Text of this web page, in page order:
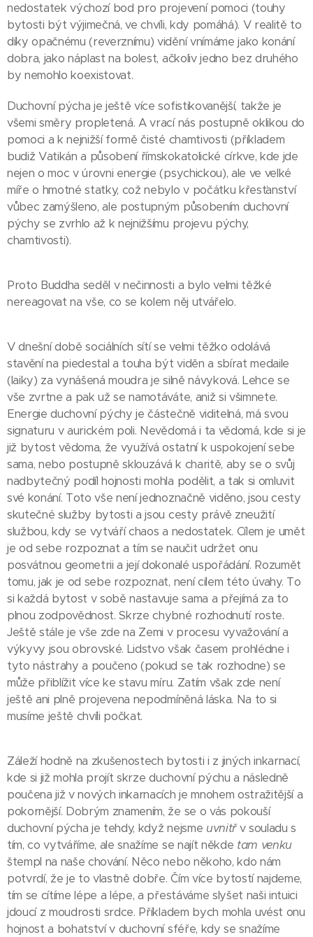
nedostatek výchozí bod pro projevení pomoci (touhy
bytosti být výjimečná, ve chvíli, kdy pomáhá). V realitě to
díky opačnému (reverznímu) vidění vnímáme jako konání
dobra, jako náplast na bolest, ačkoliv jedno bez druhého
by nemohlo koexistovat.
Duchovní pýcha je ještě více sofistikovanější, takže je
všemi směry propletená. A vrací nás postupně oklikou do
pomoci a k nejnižší formě čisté chamtivosti (příkladem
budiž Vatikán a působení římskokatolické církve, kde jde
nejen o moc v úrovni energie (psychickou), ale ve velké
míře o hmotné statky, což nebylo v počátku křesťanství
vůbec zamýšleno, ale postupným působením duchovní
pýchy se zvrhlo až k nejnižšímu projevu pýchy,
chamtivosti).
Proto Buddha seděl v nečinnosti a bylo velmi těžké
nereagovat na vše, co se kolem něj utvářelo.
V dnešní době sociálních sítí se velmi těžko odolává
stavění na piedestal a touha být viděn a sbírat medaile
(laiky) za vynášená moudra je silně návyková. Lehce se
vše zvrtne a pak už se namotáváte, aniž si všimnete.
Energie duchovní pýchy je částečně viditelná, má svou
signaturu v aurickém poli. Nevědomá i ta vědomá, kde si je
již bytost vědoma, že využívá ostatní k uspokojení sebe
sama, nebo postupně sklouzává k charitě, aby se o svůj
nadbytečný podíl hojnosti mohla podělit, a tak si omluvit
své konání. Toto vše není jednoznačně viděno, jsou cesty
skutečné služby bytosti a jsou cesty právě zneužití
službou, kdy se vytváří chaos a nedostatek. Cílem je umět
je od sebe rozpoznat a tím se naučit udržet onu
posvátnou geometrii a její dokonalé uspořádání. Rozumět
tomu, jak je od sebe rozpoznat, není cílem této úvahy. To
si každá bytost v sobě nastavuje sama a přejímá za to
plnou zodpovědnost. Skrze chybné rozhodnutí roste.
Ještě stále je vše zde na Zemi v procesu vyvažování a
výkyvy jsou obrovské. Lidstvo však časem prohlédne i
tyto nástrahy a poučeno (pokud se tak rozhodne) se
může přiblížit více ke stavu míru. Zatím však zde není
ještě ani plně projevena nepodmíněná láska. Na to si
musíme ještě chvíli počkat.
Záleží hodně na zkušenostech bytosti i z jiných inkarnací,
kde si již mohla projít skrze duchovní pýchu a následně
poučena již v nových inkarnacích je mnohem ostražitější a
pokornější. Dobrým znamením, že se o vás pokouší
duchovní pýcha je tehdy, když nejsme uvnitřv souladu s
tím, co vytváříme, ale snažíme se najít někde tam venku
štempl na naše chování. Něco nebo někoho, kdo nám
potvrdí, že je to vlastně dobře. Čím více bytostí najdeme,
tím se cítíme lépe a lépe, a přestáváme slyšet naši intuici
jdoucí z moudrosti srdce. Příkladem bych mohla uvést onu
hojnost a bohatství v duchovní sféře, kdy se snažíme